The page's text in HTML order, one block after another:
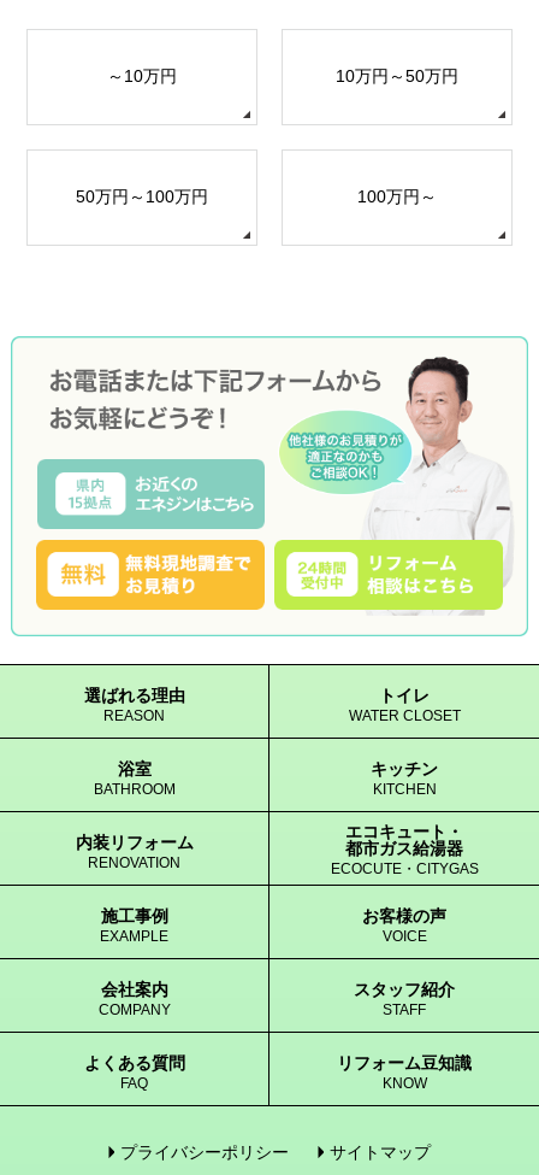
～10万円 10万円～50万円
50万円～100万円 100万円～
選ばれる理由
REASON
トイレ
WATER CLOSET
浴室
BATHROOM
キッチン
KITCHEN
内装リフォーム
RENOVATION
エコキュート・
都市ガス給湯器
ECOCUTE・CITYGAS
施工事例
EXAMPLE
お客様の声
VOICE
会社案内
COMPANY
スタッフ紹介
STAFF
よくある質問
FAQ
リフォーム豆知識
KNOW
プライバシーポリシー サイトマップ